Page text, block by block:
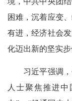
困难，沉着应变
有进，经济社会
化迈出新的坚实步
习近平强调，
人士聚焦推进